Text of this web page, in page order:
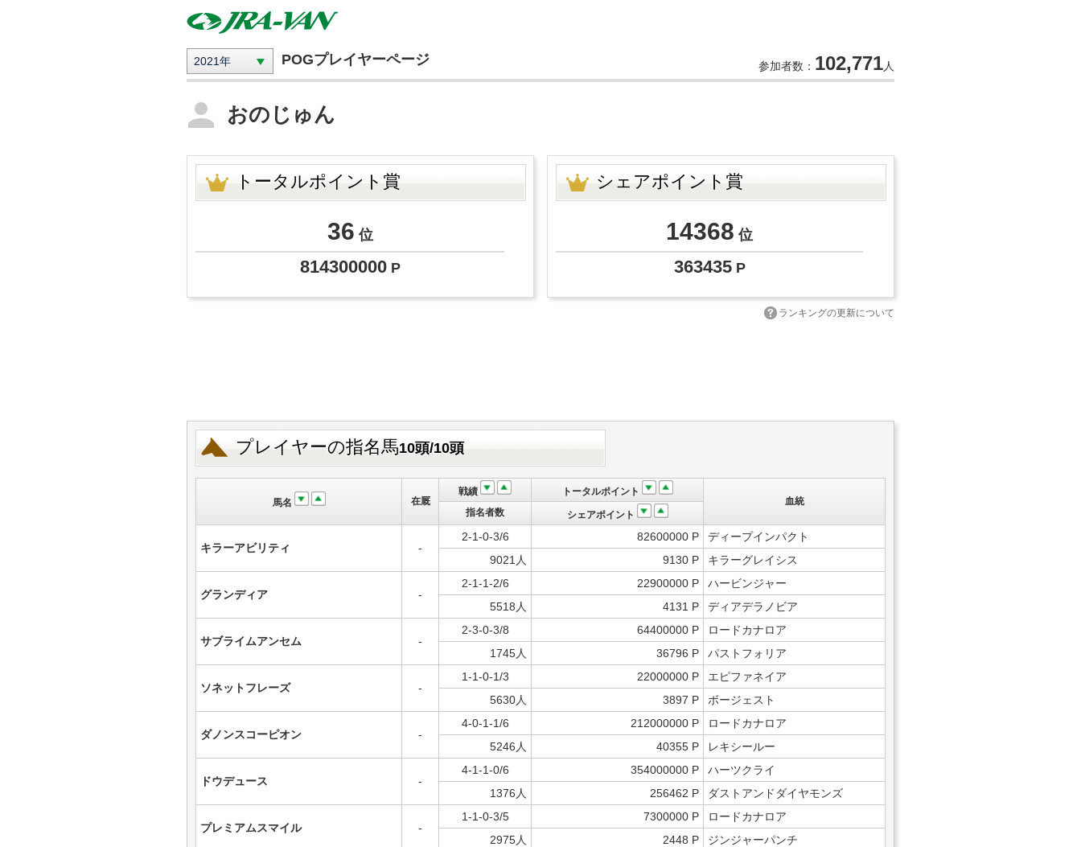
2021年 POGプレイヤーページ 参加者数： 102,771人
おのじゅん
トータルポイント賞
36 位
814300000P
シェアポイント賞
14368 位
363435P
ランキングの更新について
プレイヤーの指名馬10頭/10頭
馬名 在厩
戦績
トータルポイント
血統
指名者数
シェアポイント
キラーアビリティ -
2-1-0-3/6 82600000 P
ディープインパクト
9021人
9130 P キラーグレイシス
グランディア -
2-1-1-2/6 22900000 P
ハービンジャー
5518人
4131 P ディアデラノビア
サブライムアンセム -
2-3-0-3/8 64400000 P
ロードカナロア
1745人
36796 P パストフォリア
ソネットフレーズ -
1-1-0-1/3 22000000 P
エピファネイア
5630人
3897 P ボージェスト
ダノンスコーピオン -
4-0-1-1/6 212000000 P
ロードカナロア
5246人
40355 P レキシールー
ドウデュース -
4-1-1-0/6 354000000 P
ハーツクライ
1376人
256462 P ダストアンドダイヤモンズ
プレミアムスマイル -
1-1-0-3/5 7300000 P
ロードカナロア
2975人
2448 P ジンジャーパンチ